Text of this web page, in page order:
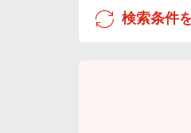
検索条件